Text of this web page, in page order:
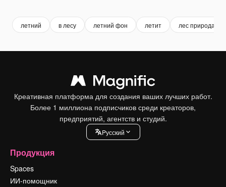
летний в лесу летний фон летит лес природа
Креативная платформа для создания ваших лучших работ.
Более 1 миллиона подписчиков среди креаторов,
предприятий, агентств и студий.
Pусский
Продукция
Spaces
ИИ-помощник